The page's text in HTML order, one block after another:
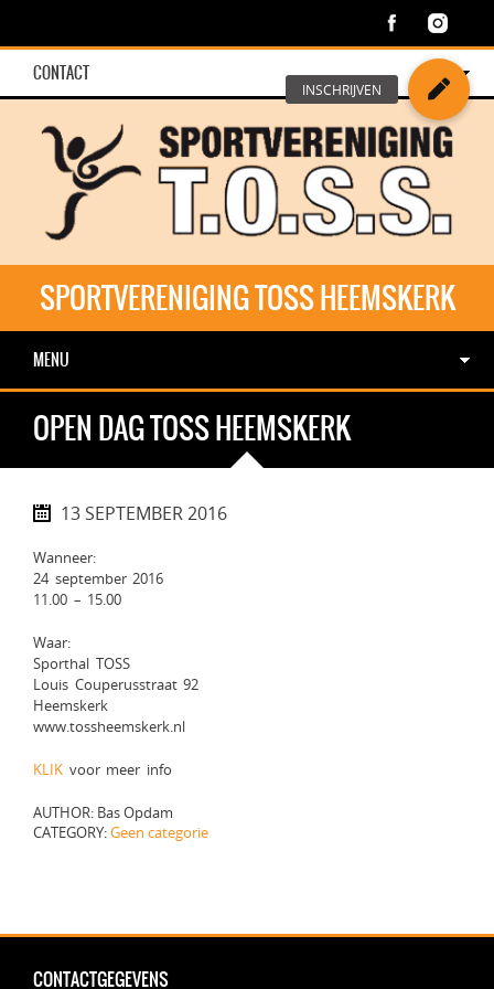
CONTACT
SPORTVERENIGING TOSS HEEMSKERK
MENU
OPEN DAG TOSS HEEMSKERK
13 SEPTEMBER 2016
Wanneer:
24 september 2016
11.00 – 15.00
Waar:
Sporthal TOSS
Louis Couperusstraat 92
Heemskerk
www.tossheemskerk.nl
KLIK voor meer info
AUTHOR: Bas Opdam
CATEGORY:Geen categorie
CONTACTGEGEVENS